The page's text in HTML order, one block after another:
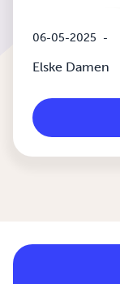
06-05-2025 -
Elske Damen